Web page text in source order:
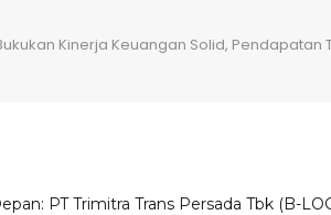
Kinerja Keuangan Solid, Pendapatan
PT Trimitra Trans Persada Tbk (B-